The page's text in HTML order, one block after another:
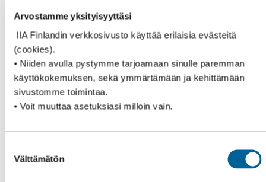
Arvostamme yksityisyyttäsi
IIA Finlandin verkkosivusto käyttää erilaisia evästeitä
(cookies).
• Niiden avulla pystymme tarjoamaan sinulle paremman
käyttökokemuksen, sekä ymmärtämään ja kehittämään
sivustomme toimintaa.
• Voit muuttaa asetuksiasi milloin vain.
valinta
Välttämätön
tekoälyn nopean kehityksen seurauksena. Muutokseen
vaikuttavat myös geopoliittiset ja makroekonomiset
paineet.
Useimmissa tapauksissa muutokset määrittelevät
uudelleen ammattien tuottaman lisäarvon. Joissakin
tapauksissa muutos vähentää ammatin merkitystä tai
seuraavan 20 vuoden aikana sisäisen tarkastajan
korvaamattomaksi riskien hallinnassa, valvonnassa ja